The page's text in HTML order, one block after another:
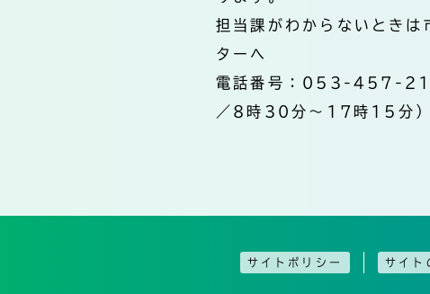
担当課がわからないときは
ターへ
電話番号：053-457-
／8時30分～17時15分）
サイトポリシー サイト